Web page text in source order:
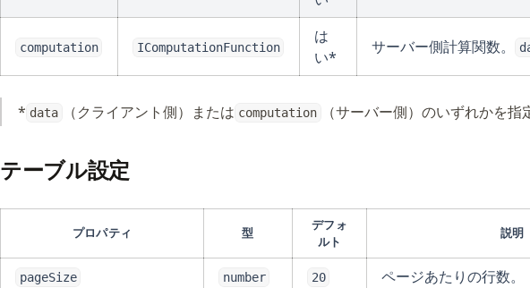
computation IComputationFunction
は
い*
サーバー側計算関数。
* data （クライアント側）または computation （サーバー側）のいずれかを指
テーブル設定
プロパティ 型
デフォ
ルト
説明
pageSize number 20 ページあたりの行数。